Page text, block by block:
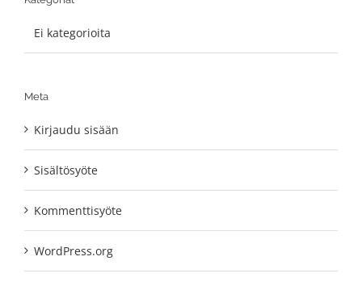
Ei kategorioita
Meta
Kirjaudu sisään
Sisältösyöte
Kommenttisyöte
WordPress.org